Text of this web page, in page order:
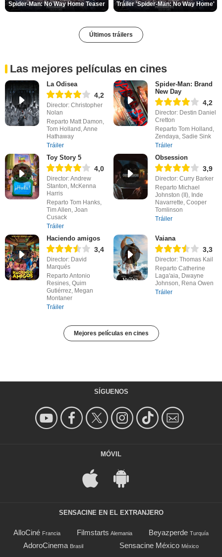
Spider-Man: No Way Home Teaser Tráiler 'Spider-Man: No Way Home'
Últimos tráilers
Las mejores películas en cines
La Odisea
4,2
Director: Christopher
Nolan
Reparto Matt Damon,
Tom Holland, Anne
Hathaway
Tráiler
Spider-Man: Brand
New Day
4,2
Director: Destin Daniel
Cretton
Reparto Tom Holland,
Zendaya, Sadie Sink
Tráiler
Toy Story 5
4,0
Director: Andrew
Stanton, McKenna
Harris
Reparto Tom Hanks,
Tim Allen, Joan
Cusack
Tráiler
Obsession
3,9
Director: Curry Barker
Reparto Michael
Johnston (II), Inde
Navarrette, Cooper
Tomlinson
Tráiler
Haciendo amigos
3,4
Director: David
Marqués
Reparto Antonio
Resines, Quim
Gutiérrez, Megan
Montaner
Tráiler
Vaiana
3,3
Director: Thomas Kail
Reparto Catherine
Laga'aia, Dwayne
Johnson, Rena Owen
Tráiler
Mejores películas en cines
SÍGUENOS
MÓVIL
SENSACINE EN EL EXTRANJERO
AlloCiné Francia Filmstarts Alemania Beyazperde Turquía
AdoroCinema Brasil Sensacine México México